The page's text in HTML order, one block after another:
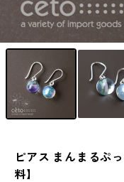
ピアス まんまるぷ
料】